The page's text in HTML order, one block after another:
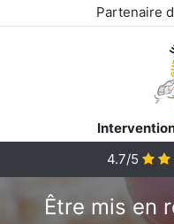
Partenaire
4.7/5
Être mis en